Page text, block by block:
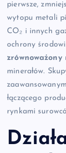
pierwsze,
wytopu metali
CO₂ i innych
ochrony
zrównoważony
minerałów.
łączącego
rynkami